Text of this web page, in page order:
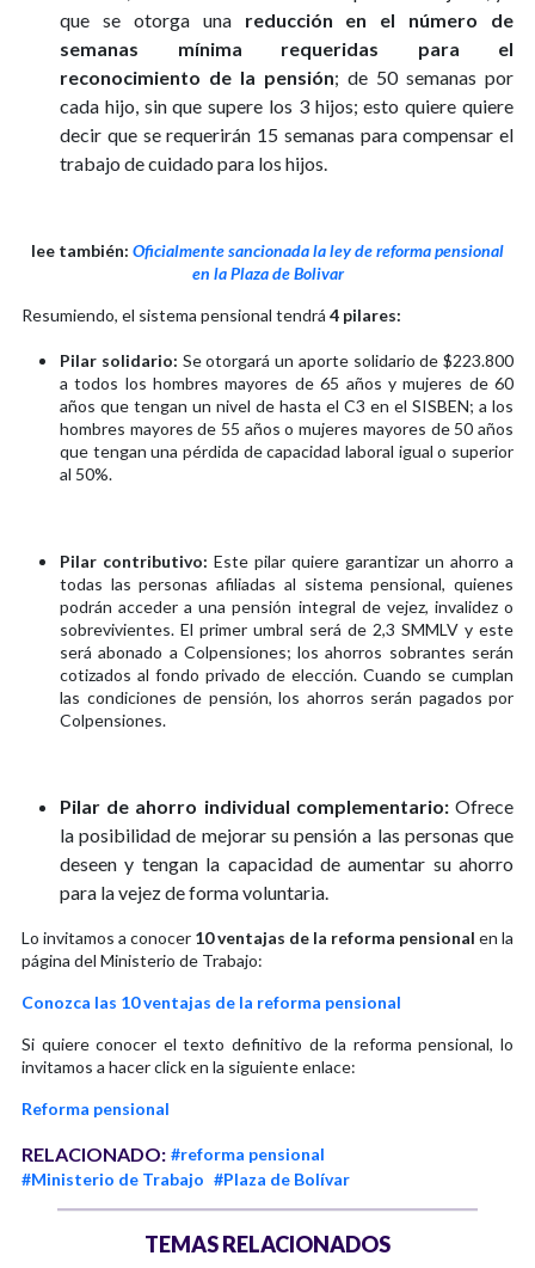
que se otorga una reducción en el número de
semanas mínima requeridas para el
reconocimiento de la pensión; de 50 semanas por
cada hijo, sin que supere los 3 hijos; esto quiere quiere
decir que se requerirán 15 semanas para compensar el
trabajo de cuidado para los hijos.
lee también: Oficialmente sancionada la ley de reforma pensional
en la Plaza de Bolivar
Resumiendo, el sistema pensional tendrá 4 pilares:
Pilar solidario: Se otorgará un aporte solidario de $223.800
a todos los hombres mayores de 65 años y mujeres de 60
años que tengan un nivel de hasta el C3 en el SISBEN; a los
hombres mayores de 55 años o mujeres mayores de 50 años
que tengan una pérdida de capacidad laboral igual o superior
al 50%.
Pilar contributivo: Este pilar quiere garantizar un ahorro a
todas las personas afiliadas al sistema pensional, quienes
podrán acceder a una pensión integral de vejez, invalidez o
sobrevivientes. El primer umbral será de 2,3 SMMLV y este
será abonado a Colpensiones; los ahorros sobrantes serán
cotizados al fondo privado de elección. Cuando se cumplan
las condiciones de pensión, los ahorros serán pagados por
Colpensiones.
Pilar de ahorro individual complementario:Ofrece
la posibilidad de mejorar su pensión a las personas que
deseen y tengan la capacidad de aumentar su ahorro
para la vejez de forma voluntaria.
Lo invitamos a conocer 10 ventajas de la reforma pensional en la
página del Ministerio de Trabajo:
Conozca las 10 ventajas de la reforma pensional
Si quiere conocer el texto definitivo de la reforma pensional, lo
invitamos a hacer click en la siguiente enlace:
Reforma pensional
RELACIONADO: #reforma pensional
#Ministerio de Trabajo #Plaza de Bolívar
TEMAS RELACIONADOS